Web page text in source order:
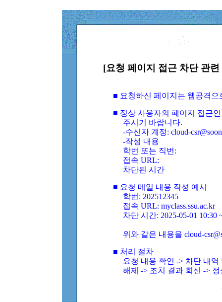
[요청 페이지 접근 차단 관
■ 요청하신 페이지는 웹공격
■ 정상 사용자의 페이지 접근
주시기 바랍니다.
-수신자 계정: cloud-
-작성 내용
학번 또는 직번:
접속 URL:
차단된 시간
■ 요청 메일 내용 작성 예시
학번: 202512345
접속 URL: myclass.ssu.ac.kr
차단 시간: 2025-05-01 10:30
위와 같은 내용을 cloud-
■ 처리 절차
요청 내용 확인 -> 차단 내
해제 -> 조치 결과 회신 ->